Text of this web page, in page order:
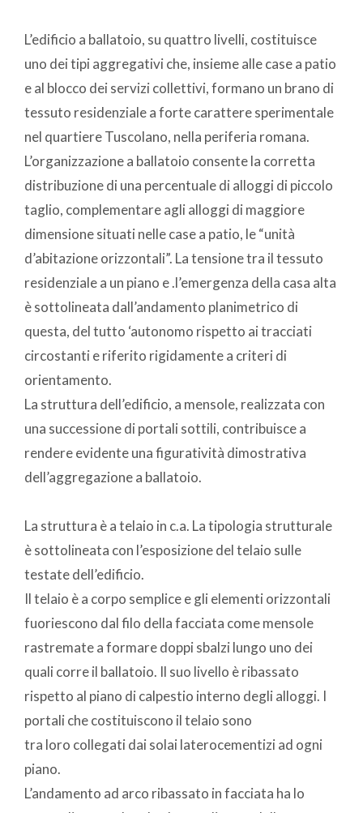
L’edificio a ballatoio, su quattro livelli, costituisce
uno dei tipi aggregativi che, insieme alle case a patio
e al blocco dei servizi collettivi, formano un brano di
tessuto residenziale a forte carattere sperimentale
nel quartiere Tuscolano, nella periferia romana.
L’organizzazione a ballatoio consente la corretta
distribuzione di una percentuale di alloggi di piccolo
taglio, complementare agli alloggi di maggiore
dimensione situati nelle case a patio, le “unità
d’abitazione orizzontali”. La tensione tra il tessuto
residenziale a un piano e .l’emergenza della casa alta
è sottolineata dall’andamento planimetrico di
questa, del tutto ‘autonomo rispetto ai tracciati
circostanti e riferito rigidamente a criteri di
orientamento.
La struttura dell’edificio, a mensole, realizzata con
una successione di portali sottili, contribuisce a
rendere evidente una figuratività dimostrativa
dell’aggregazione a ballatoio.
La struttura è a telaio in c.a. La tipologia strutturale
è sottolineata con l’esposizione del telaio sulle
testate dell’edificio.
Il telaio è a corpo semplice e gli elementi orizzontali
fuoriescono dal filo della facciata come mensole
rastremate a formare doppi sbalzi lungo uno dei
quali corre il ballatoio. Il suo livello è ribassato
rispetto al piano di calpestio interno degli alloggi. I
portali che costituiscono il telaio sono
tra loro collegati dai solai laterocementizi ad ogni
piano.
L’andamento ad arco ribassato in facciata ha lo